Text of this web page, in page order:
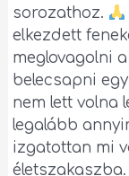
sorozathoz.
elkezdett
meglovagolni
belecsapni
nem lett volna
legalább
izgatottan mi
életszakaszba.